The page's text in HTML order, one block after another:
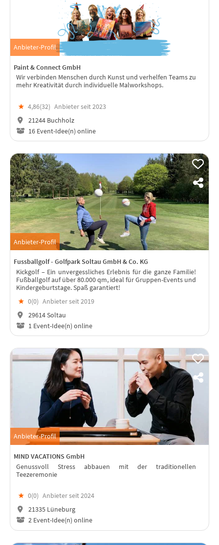
Anbieter-Profil
Paint & Connect GmbH
Wir verbinden Menschen durch Kunst und verhelfen Teams zu
mehr Kreativität durch individuelle Malworkshops.
★ 4,86(32) Anbieter seit 2023
21244 Buchholz
16 Event-Idee(n) online
Anbieter-Profil
Fussballgolf - Golfpark Soltau GmbH & Co. KG
Kickgolf – Ein unvergessliches Erlebnis für die ganze Familie!
Fußballgolf auf über 80.000 qm, ideal für Gruppen-Events und
Kindergeburtstage. Spaß garantiert!
★ 0(0) Anbieter seit 2019
29614 Soltau
1 Event-Idee(n) online
Anbieter-Profil
MIND VACATIONS GmbH
Genussvoll Stress abbauen mit der traditionellen
Teezeremonie
★ 0(0) Anbieter seit 2024
21335 Lüneburg
2 Event-Idee(n) online